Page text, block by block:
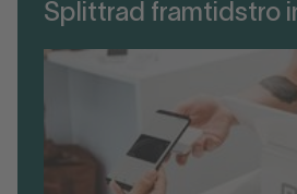
Splittrad framtidstro